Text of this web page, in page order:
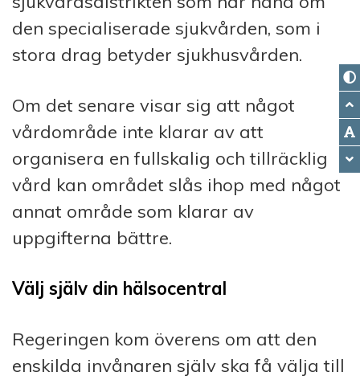
den specialiserade sjukvården, som i
stora drag betyder sjukhusvården.
Om det senare visar sig att något
vårdområde inte klarar av att
organisera en fullskalig och tillräcklig
vård kan området slås ihop med något
annat område som klarar av
uppgifterna bättre.
Välj själv din hälsocentral
Regeringen kom överens om att den
enskilda invånaren själv ska få välja till